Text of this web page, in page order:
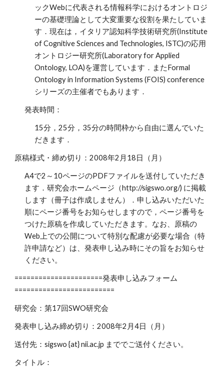
ックWebに代表される情報科学におけるオントロジ
ーの基礎理論として大変重要な役割を果たしていま
す．現在は，イタリア認知科学技術研究所(Institute
of Cognitive Sciences and Technologies, ISTC)の応用
オントロジー研究所(Laboratory for Applied
Ontology, LOA)を運営しています．またFormal
Ontology in Information Systems (FOIS) conference
シリーズの主催者でもあります．
発表時間：
15分，25分，35分の時間枠から自由に選んでいた
だきます．
原稿様式・締め切り：2008年2月18日（月）
A4で2～10ページのPDFファイルを送付していただき
ます．研究会ホームページ（http://sigswo.org/) に掲載
します（冊子は作成しません）．申し込みいただいた
順にページ番号をお知らせしますので，ページ番号を
つけた原稿を作成していただきます。なお、原稿の
Web上での公開について特別な配慮が必要な場合（特
許申請など）は、発表申し込み時にその旨をお知らせ
ください。
======================発表申し込みフォーム
=========================
研究会：第17回SWO研究会
発表申し込み締め切り：2008年2月4日（月）
送付先：sigswo {at} nii.ac.jp まででご送付ください。
タイトル：